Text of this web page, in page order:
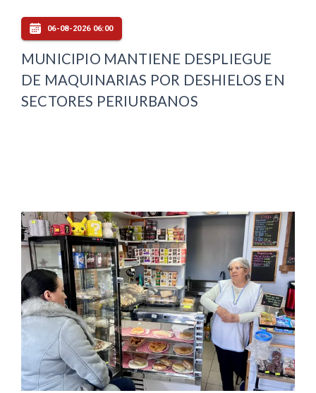
06-08-2026 06:00
MUNICIPIO MANTIENE DESPLIEGUE
DE MAQUINARIAS POR DESHIELOS EN
SECTORES PERIURBANOS